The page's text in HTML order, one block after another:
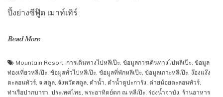
ปิ้งย่างซีฟู๊ด เมาท์เทิร์
Read More
Mountain Resort, การเดินทางไปหลีเป๊ะ, ข้อมูลการเดินทางไปหลีเป๊ะ, ข้อมูล
ท่องเที่ยวหลีเป๊ะ, ข้อมูลทั่วไปหลีเป๊ะ, ข้อมูลที่พักหลีเป๊ะ, ข้อมูลเกาะหลีเป๊ะ, ง๊องแง๊ง
ตะลอนทัวร์, จ.สตูล, จังหวัดสตูล, ดำน้ำ, ดำน้ำดูปะการัง, ต่ายน้อยตะลอนทัวร์,
ท่าเรือปากบารา, ประเทศไทย, พระอาทิตย์ตก ณ หลีเป๊ะ, ร่องน้ำจาบัง, ร้านอาหาร